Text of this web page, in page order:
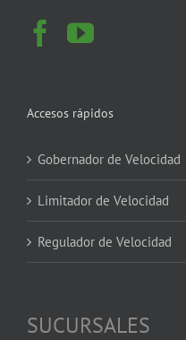
Accesos rápidos
Gobernador de Velocidad
Limitador de Velocidad
Regulador de Velocidad
SUCURSALES